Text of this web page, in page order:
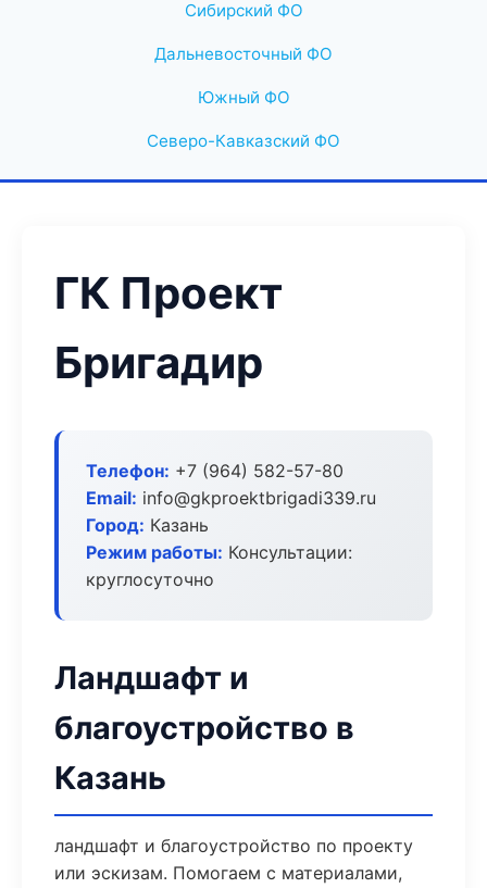
Сибирский ФО
Дальневосточный ФО
Южный ФО
Северо-Кавказский ФО
ГК Проект
Бригадир
Телефон: +7 (964) 582-57-80
Email: info@gkproektbrigadi339.ru
Город: Казань
Режим работы: Консультации:
круглосуточно
Ландшафт и
благоустройство в
Казань
ландшафт и благоустройство по проекту
или эскизам. Помогаем с материалами,